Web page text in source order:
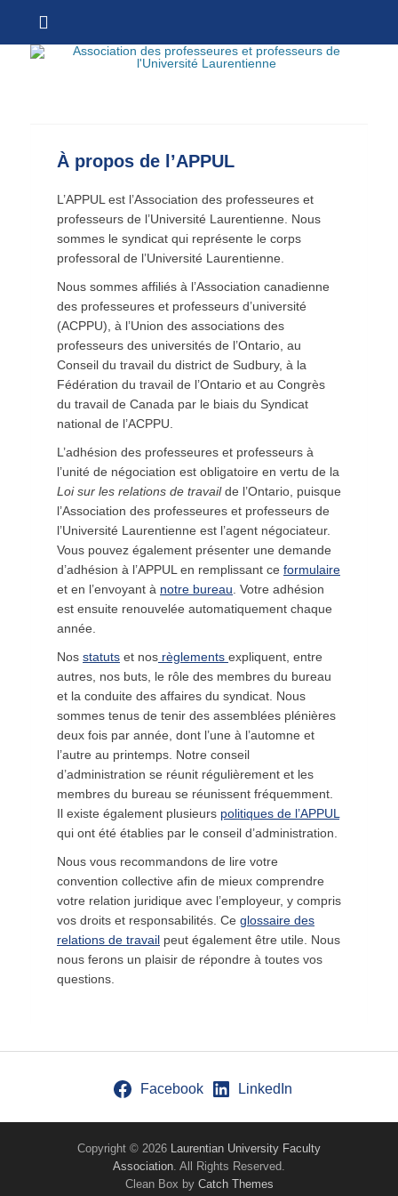
professeurs de
Laurentienne
À propos de l’APPUL
L’APPUL est l’Association des professeures et
professeurs de l’Université Laurentienne. Nous
sommes le syndicat qui représente le corps
professoral de l’Université Laurentienne.
Nous sommes affiliés à l’Association canadienne
des professeures et professeurs d’université
(ACPPU), à l’Union des associations des
professeurs des universités de l’Ontario, au
Conseil du travail du district de Sudbury, à la
Fédération du travail de l’Ontario et au Congrès
du travail de Canada par le biais du Syndicat
national de l’ACPPU.
L’adhésion des professeures et professeurs à
l’unité de négociation est obligatoire en vertu de la
Loi sur les relations de travailde l’Ontario, puisque
l’Association des professeures et professeurs de
l’Université Laurentienne est l’agent négociateur.
Vous pouvez également présenter une demande
d’adhésion à l’APPUL en remplissant ce formulaire
et en l’envoyant à notre bureau . Votre adhésion
est ensuite renouvelée automatiquement chaque
année.
Nos statuts et nos règlements expliquent, entre
autres, nos buts, le rôle des membres du bureau
et la conduite des affaires du syndicat. Nous
sommes tenus de tenir des assemblées plénières
deux fois par année, dont l’une à l’automne et
l’autre au printemps. Notre conseil
d’administration se réunit régulièrement et les
membres du bureau se réunissent fréquemment.
Il existe également plusieurs politiques de l’APPUL
qui ont été établies par le conseil d’administration.
Nous vous recommandons de lire votre
convention collective afin de mieux comprendre
votre relation juridique avec l’employeur, y compris
vos droits et responsabilités. Ce glossaire des
relations de travail peut également être utile. Nous
nous ferons un plaisir de répondre à toutes vos
questions.
Facebook LinkedIn
Copyright © 2026 Laurentian University Faculty
Association. All Rights Reserved.
Clean Box by Catch Themes